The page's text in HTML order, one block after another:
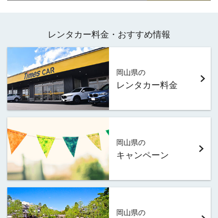
レンタカー料金・おすすめ情報
岡山県の
レンタカー料金
岡山県の
キャンペーン
岡山県の